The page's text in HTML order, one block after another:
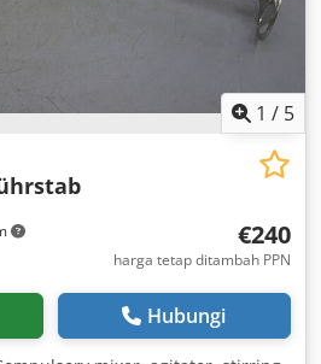
1 / 5
€240
harga tetap ditambah PPN
Hubungi